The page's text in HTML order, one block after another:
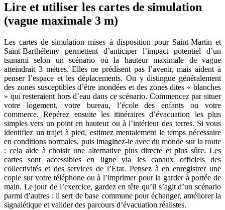
Lire et utiliser les cartes de simulation
(vague maximale 3 m)
Les cartes de simulation mises à disposition pour Saint-Martin et
Saint-Barthélemy permettent d’anticiper l’impact potentiel d’un
tsunami selon un scénario où la hauteur maximale de vague
atteindrait 3 mètres. Elles ne prédisent pas l’avenir, mais aident à
penser l’espace et les déplacements. On y distingue généralement
des zones susceptibles d’être inondées et des zones dites « blanches
» qui resteraient hors d’eau dans ce scénario. Commencez par situer
votre logement, votre bureau, l’école des enfants ou votre
commerce. Repérez ensuite les itinéraires d’évacuation les plus
simples vers un point en hauteur ou à l’intérieur des terres. Si vous
identifiez un trajet à pied, estimez mentalement le temps nécessaire
en conditions normales, puis imaginez-le avec du monde sur la route
: cela aide à choisir une alternative plus directe et plus sûre. Les
cartes sont accessibles en ligne via les canaux officiels des
collectivités et des services de l’État. Pensez à en enregistrer une
copie sur votre téléphone ou à l’imprimer pour la garder à portée de
main. Le jour de l’exercice, gardez en tête qu’il s’agit d’un scénario
parmi d’autres : il sert de base commune pour échanger, améliorer la
signalétique et valider des parcours d’évacuation réalistes.